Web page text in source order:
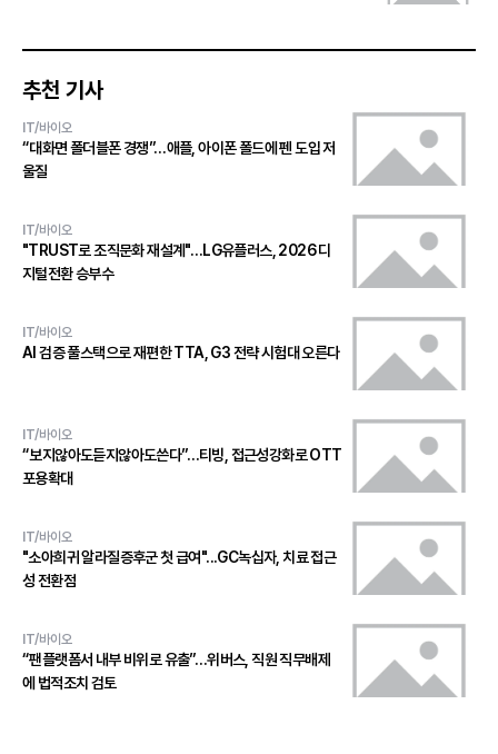
추천 기사
IT/바이오
“대화면 폴더블폰 경쟁”…애플, 아이폰 폴드에 펜 도입 저
울질
IT/바이오
"TRUST로 조직문화 재설계"…LG유플러스, 2026 디
지털전환 승부수
IT/바이오
AI 검증 풀스택으로 재편한 TTA, G3 전략 시험대 오른다
IT/바이오
“보지않아도듣지않아도쓴다”…티빙, 접근성강화로 OTT
포용확대
IT/바이오
"소아희귀 알라질증후군 첫 급여"...GC녹십자, 치료 접근
성 전환점
IT/바이오
“팬플랫폼서 내부 비위로 유출”…위버스, 직원 직무배제
에 법적조치 검토